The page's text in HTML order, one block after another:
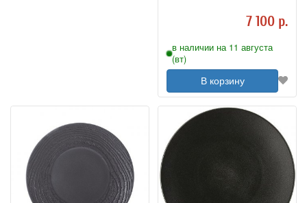
7 100 р.
в наличии на 11 августа
(вт)
В корзину